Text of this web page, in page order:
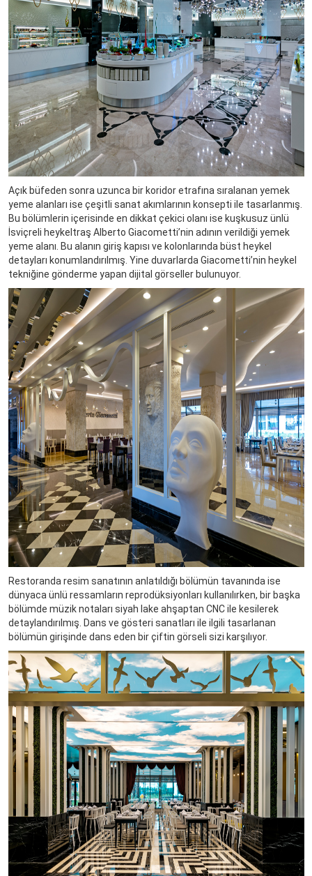
Açık büfeden sonra uzunca bir koridor etrafına sıralanan yemek
yeme alanları ise çeşitli sanat akımlarının konsepti ile tasarlanmış.
Bu bölümlerin içerisinde en dikkat çekici olanı ise kuşkusuz ünlü
İsviçreli heykeltraş Alberto Giacometti’nin adının verildiği yemek
yeme alanı. Bu alanın giriş kapısı ve kolonlarında büst heykel
detayları konumlandırılmış. Yine duvarlarda Giacometti’nin heykel
tekniğine gönderme yapan dijital görseller bulunuyor.
Restoranda resim sanatının anlatıldığı bölümün tavanında ise
dünyaca ünlü ressamların reprodüksiyonları kullanılırken, bir başka
bölümde müzik notaları siyah lake ahşaptan CNC ile kesilerek
detaylandırılmış. Dans ve gösteri sanatları ile ilgili tasarlanan
bölümün girişinde dans eden bir çiftin görseli sizi karşılıyor.